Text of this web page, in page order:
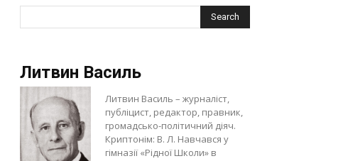
Литвин Василь
Литвин Василь – журналіст,
публіцист, редактор, правник,
громадсько-політичний діяч.
Криптонім: В. Л. Навчався у
гімназії «Рідної Школи» в